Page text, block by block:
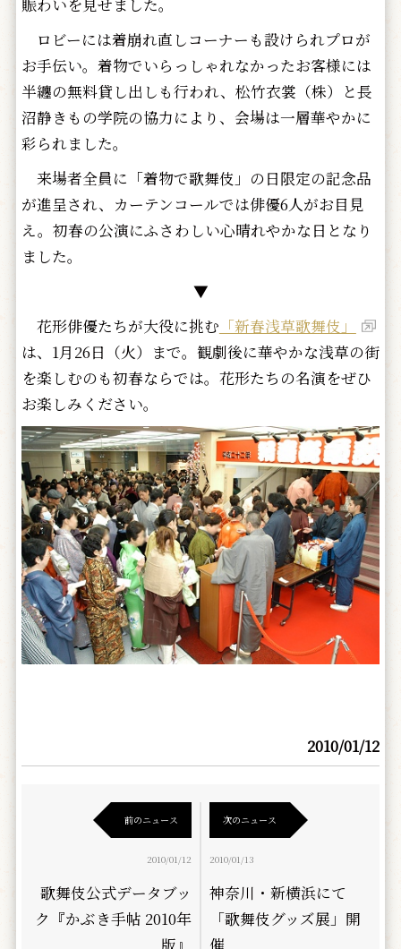
賑わいを見せました。
ロビーには着崩れ直しコーナーも設けられプロが
お手伝い。着物でいらっしゃれなかったお客様には
半纏の無料貸し出しも行われ、松竹衣裳（株）と長
沼静きもの学院の協力により、会場は一層華やかに
彩られました。
来場者全員に「着物で歌舞伎」の日限定の記念品
が進呈され、カーテンコールでは俳優6人がお目見
え。初春の公演にふさわしい心晴れやかな日となり
ました。
▼
花形俳優たちが大役に挑む 「新春浅草歌舞伎」
は、1月26日（火）まで。観劇後に華やかな浅草の街
を楽しむのも初春ならでは。花形たちの名演をぜひ
お楽しみください。
2010/01/12
前のニュース
2010/01/12
歌舞伎公式データブッ
ク『かぶき手帖 2010年
次のニュース
2010/01/13
神奈川・新横浜にて
「歌舞伎グッズ展」開